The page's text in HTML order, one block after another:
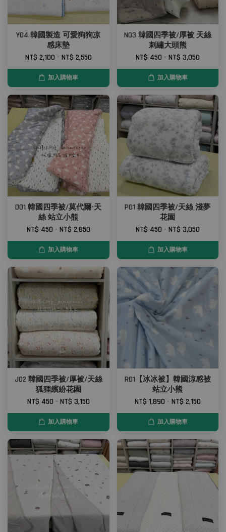
Y04 韓國製造 可愛狗狗凉
感床墊
NT$ 2,100 - NT$ 2,550
加入購物車
N03 韓國四季被/厚被 天絲
刺繡大頭熊
NT$ 450 - NT$ 3,050
加入購物車
D01 韓國四季被/莫代爾-天
絲 站立小熊
NT$ 450 - NT$ 2,850
加入購物車
P01 韓國四季被/天絲 淺夢
花園
NT$ 450 - NT$ 3,050
加入購物車
J02 韓國四季被/厚被/天絲
狐狸繽紛花園
NT$ 450 - NT$ 3,150
加入購物車
R01【冰冰被】韓國涼感被
站立小熊
NT$ 1,890 - NT$ 2,150
加入購物車